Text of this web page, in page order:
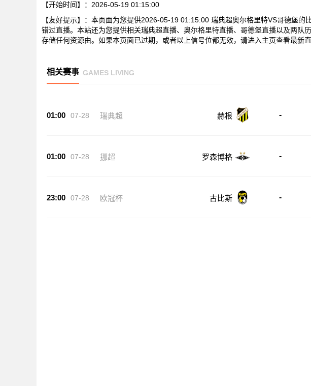
【开始时间】：2026-05-19 01:15:00
【友好提示】：本页面为您提供2026-05-19 01:15:00 瑞典超奥尔格里特VS哥德堡的
错过直播。本站还为您提供相关瑞典超直播、奥尔格里特直播、哥德堡直播以及两队
存储任何资源由。如果本页面已过期，或者以上信号位都无效，请进入主页查看最新直
相关赛事 GAMES LIVING
01:00 07-28 瑞典超 赫根 -
01:00 07-28 挪超 罗森博格 -
23:00 07-28 欧冠杯 古比斯 -